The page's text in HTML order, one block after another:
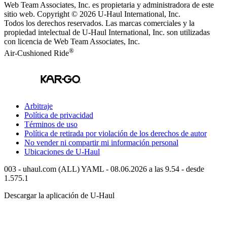
Web Team Associates, Inc. es propietaria y administradora de este
sitio web. Copyright © 2026 U-Haul International, Inc.
Todos los derechos reservados. Las marcas comerciales y la
propiedad intelectual de U-Haul International, Inc. son utilizadas
con licencia de Web Team Associates, Inc.
Air-Cushioned Ride®
Arbitraje
Política de privacidad
Términos de uso
Política de retirada por violación de los derechos de autor
No vender ni compartir mi información personal
Ubicaciones de U-Haul
003 - uhaul.com (ALL) YAML - 08.06.2026 a las 9.54 - desde
1.575.1
Descargar la aplicación de U-Haul